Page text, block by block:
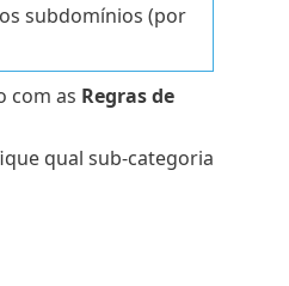
subdomínios (por
com as Regras de
qual sub-categoria